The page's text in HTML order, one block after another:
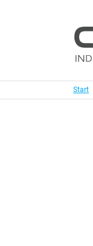
Start